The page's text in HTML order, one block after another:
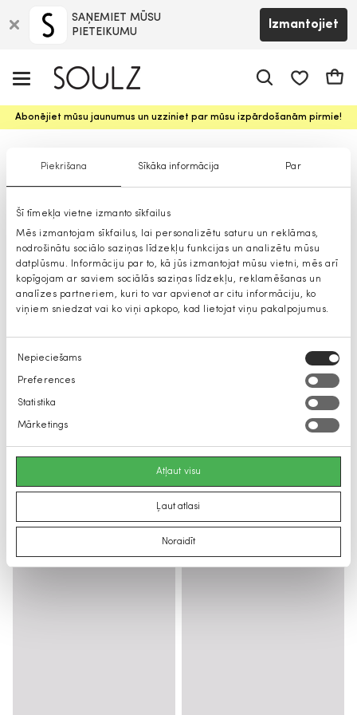
Piekrišana Sīkāka informācija Par
Šī tīmekļa vietne izmanto sīkfailus
Mēs izmantojam sīkfailus, lai personalizētu saturu un reklāmas,
nodrošinātu sociālo saziņas līdzekļu funkcijas un analizētu mūsu
datplūsmu. Informāciju par to, kā jūs izmantojat mūsu vietni, mēs arī
kopīgojam ar saviem sociālās saziņas līdzekļu, reklamēšanas un
analīzes partneriem, kuri to var apvienot ar citu informāciju, ko
viņiem sniedzat vai ko viņi apkopo, kad lietojat viņu pakalpojumus.
Piekrišanas
izvēle
Nepieciešams
Preferences
Statistika
Mārketings
Atļaut visu
Ļaut atlasi
Noraidīt
SAŅEMIET MŪSU
PIETEIKUMU
Izmantojiet
Abonējiet mūsu jaunumus un uzziniet par mūsu izpārdošanām pirmie!
Virsjakas sievietēm